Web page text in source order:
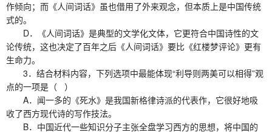
作倾向；而《人间词话》虽也借用了外来观念，但本质上是中国传统
式的。
D．《人间词话》是典型的文学化文体，它更符合中国诗性的文
论传统，这也决定了百年之后《人间词话》要比《红楼梦评论》更有
生命力。
3．结合材料内容，下列选项中最能体现“利导则两美可以相得”观
点的一项是（ ）
A．闻一多的《死水》是我国新格律诗派的代表作，它很好地吸
收了西方现代诗的写作技法。
B．中国近代一些知识分子主张全盘学习西方的思想，将中国的